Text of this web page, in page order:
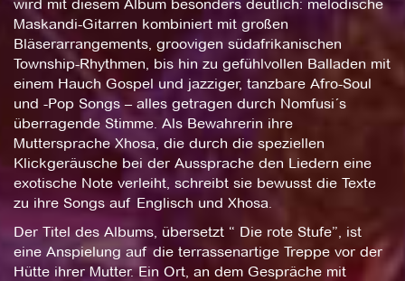
wird mit diesem Album besonders deutlich: melodische
Maskandi-Gitarren kombiniert mit großen
Bläserarrangements, groovigen südafrikanischen
Township-Rhythmen, bis hin zu gefühlvollen Balladen mit
einem Hauch Gospel und jazziger, tanzbare Afro-Soul
und -Pop Songs – alles getragen durch Nomfusi´s
überragende Stimme. Als Bewahrerin ihre
Muttersprache Xhosa, die durch die speziellen
Klickgeräusche bei der Aussprache den Liedern eine
exotische Note verleiht, schreibt sie bewusst die Texte
zu ihre Songs auf Englisch und Xhosa.
Der Titel des Albums, übersetzt “ Die rote Stufe”, ist
eine Anspielung auf die terrassenartige Treppe vor der
Hütte ihrer Mutter. Ein Ort, an dem Gespräche mit